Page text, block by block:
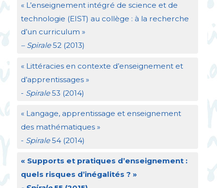
« L’enseignement intégré de science et de
technologie (EIST) au collège : à la recherche
d’un curriculum »
– Spirale52 (2013)
« Littéracies en contexte d’enseignement et
d’apprentissages »
- Spirale53 (2014)
« Langage, apprentissage et enseignement
des mathématiques »
- Spirale54 (2014)
« Supports et pratiques d’enseignement :
quels risques d’inégalités ? »